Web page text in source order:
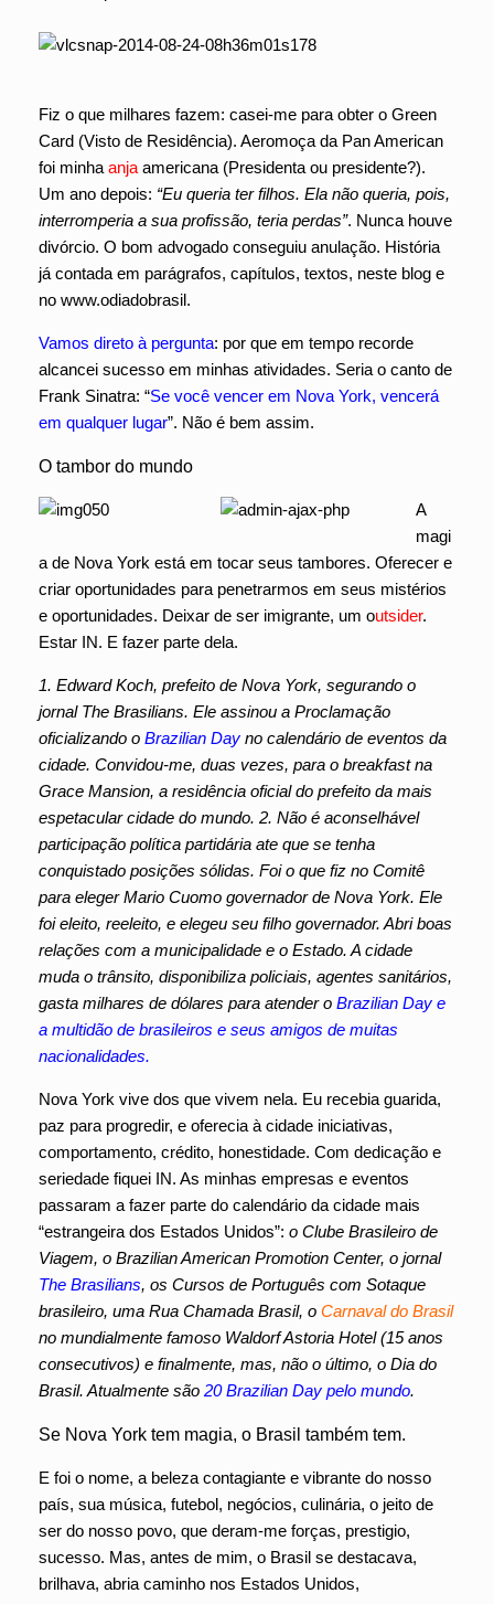
Fiz o que milhares fazem: casei-me para obter o Green
Card (Visto de Residência). Aeromoça da Pan American
foi minha anja americana (Presidenta ou presidente?).
Um ano depois: “Eu queria ter filhos. Ela não queria, pois,
interromperia a sua profissão, teria perdas”. Nunca houve
divórcio. O bom advogado conseguiu anulação. História
já contada em parágrafos, capítulos, textos, neste blog e
no www.odiadobrasil.
Vamos direto à pergunta: por que em tempo recorde
alcancei sucesso em minhas atividades. Seria o canto de
Frank Sinatra: “Se você vencer em Nova York, vencerá
em qualquer lugar”. Não é bem assim.
O tambor do mundo
A
magi
a de Nova York está em tocar seus tambores. Oferecer e
criar oportunidades para penetrarmos em seus mistérios
e oportunidades. Deixar de ser imigrante, um outsider.
Estar IN. E fazer parte dela.
1. Edward Koch, prefeito de Nova York, segurando o
jornal The Brasilians. Ele assinou a Proclamação
oficializando o Brazilian Day no calendário de eventos da
cidade. Convidou-me, duas vezes, para o breakfast na
Grace Mansion, a residência oficial do prefeito da mais
espetacular cidade do mundo. 2. Não é aconselhável
participação política partidária ate que se tenha
conquistado posições sólidas. Foi o que fiz no Comitê
para eleger Mario Cuomo governador de Nova York. Ele
foi eleito, reeleito, e elegeu seu filho governador. Abri boas
relações com a municipalidade e o Estado. A cidade
muda o trânsito, disponibiliza policiais, agentes sanitários,
gasta milhares de dólares para atender o Brazilian Day e
a multidão de brasileiros e seus amigos de muitas
nacionalidades.
Nova York vive dos que vivem nela. Eu recebia guarida,
paz para progredir, e oferecia à cidade iniciativas,
comportamento, crédito, honestidade. Com dedicação e
seriedade fiquei IN. As minhas empresas e eventos
passaram a fazer parte do calendário da cidade mais
“estrangeira dos Estados Unidos”: o Clube Brasileiro de
Viagem, o Brazilian American Promotion Center, o jornal
The Brasilians, os Cursos de Português com Sotaque
brasileiro, uma Rua Chamada Brasil, o Carnaval do Brasil
no mundialmente famoso Waldorf Astoria Hotel (15 anos
consecutivos) e finalmente, mas, não o último, o Dia do
Brasil. Atualmente são 20 Brazilian Day pelo mundo.
Se Nova York tem magia, o Brasil também tem.
E foi o nome, a beleza contagiante e vibrante do nosso
país, sua música, futebol, negócios, culinária, o jeito de
ser do nosso povo, que deram-me forças, prestigio,
sucesso. Mas, antes de mim, o Brasil se destacava,
brilhava, abria caminho nos Estados Unidos,